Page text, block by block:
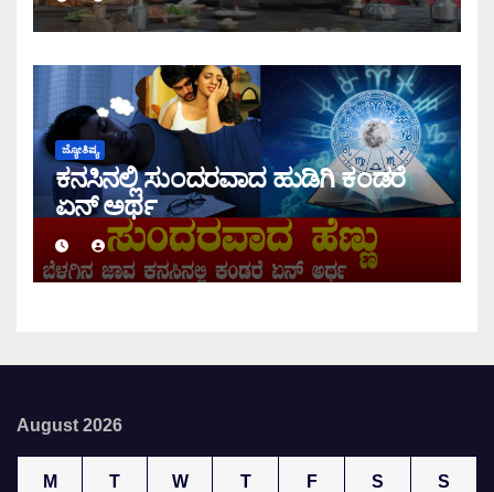
ಜ್ಯೋತಿಷ್ಯ
ಕನಸಿನಲ್ಲಿ ಸುಂದರವಾದ ಹುಡಿಗಿ ಕಂಡರೆ
ಏನ್ ಅರ್ಥ
August 2026
M T W T F S S